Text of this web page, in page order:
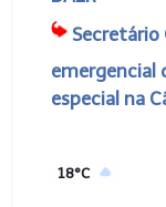
Secretário
emergencial
especial na
18°C